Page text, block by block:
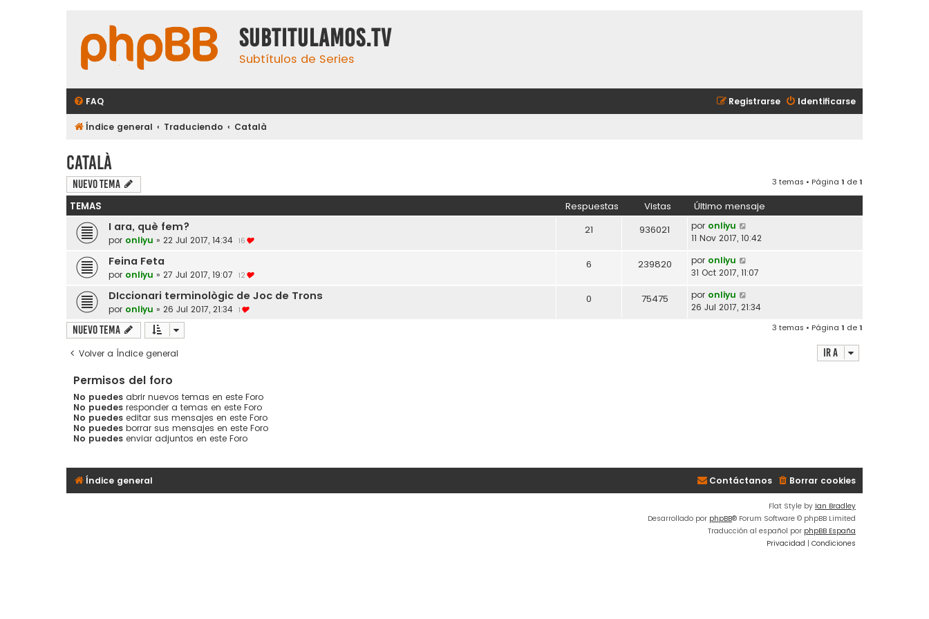
subtitulamos.tv
Subtítulos de Series
FAQ Identificarse
Registrarse
Índice general Traduciendo Català
Català
Nuevo Tema 3 temas • Página 1 de1
TEMAS Respuestas Vistas Último mensaje
I ara, què fem?
por onliyu » 22 Jul 2017, 14:34 16
21 936021 por onliyu
11 Nov 2017, 10:42
Feina Feta
por onliyu » 27 Jul 2017, 19:07 12
6 239820 por onliyu
31 Oct 2017, 11:07
DIccionari terminològic de Joc de Trons
por onliyu » 26 Jul 2017, 21:34 1
0 75475 por onliyu
26 Jul 2017, 21:34
Nuevo Tema 3 temas • Página 1 de1
Volver a Índice general Ir a
Permisos del foro
No puedes abrir nuevos temas en este Foro
No puedes responder a temas en este Foro
No puedes editar sus mensajes en este Foro
No puedes borrar sus mensajes en este Foro
No puedes enviar adjuntos en este Foro
Índice general Borrar cookies
Contáctanos
Flat Style by Ian Bradley
Desarrollado por phpBB® Forum Software © phpBB Limited
Traducción al español por phpBB España
Privacidad | Condiciones